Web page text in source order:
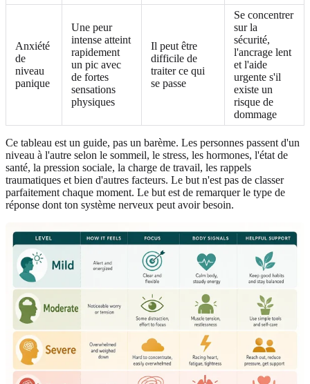
Anxiété
de
niveau
panique
Une peur
intense atteint
rapidement
un pic avec
de fortes
sensations
physiques
Il peut être
difficile de
traiter ce qui
se passe
Se concentrer
sur la
sécurité,
l'ancrage lent
et l'aide
urgente s'il
existe un
risque de
dommage
Ce tableau est un guide, pas un barème. Les personnes passent d'un
niveau à l'autre selon le sommeil, le stress, les hormones, l'état de
santé, la pression sociale, la charge de travail, les rappels
traumatiques et bien d'autres facteurs. Le but n'est pas de classer
parfaitement chaque moment. Le but est de remarquer le type de
réponse dont ton système nerveux peut avoir besoin.